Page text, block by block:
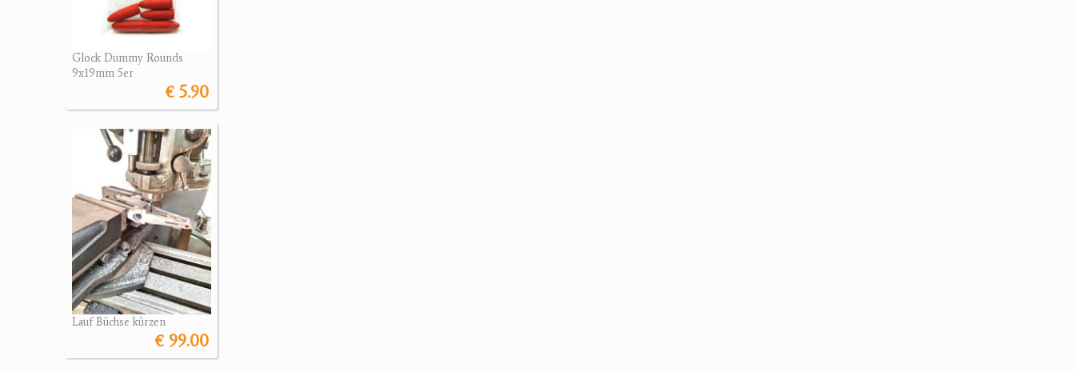
Glock Dummy Rounds
9x19mm 5er
€ 5.90
Lauf Büchse kürzen
€ 99.00